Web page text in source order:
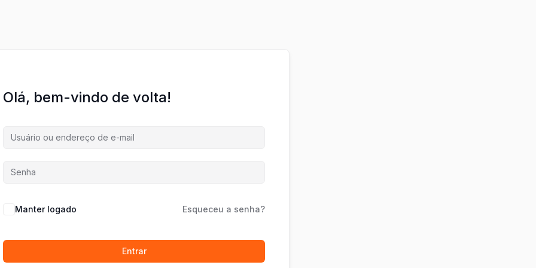
Olá, bem-vindo de volta!
Manter logado Esqueceu a senha?
Entrar